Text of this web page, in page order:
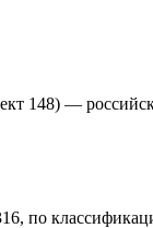
148) —
по